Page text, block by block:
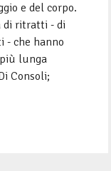
e del corpo.
di ritratti - di
- che hanno
lunga
Consoli;